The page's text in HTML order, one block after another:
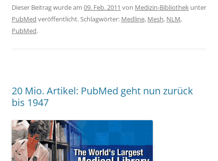
Dieser Beitrag wurde am 09. Feb. 2011 von Medizin-Bibliothek unter
PubMed veröffentlicht. Schlagwörter: Medline, Mesh, NLM,
PubMed.
20 Mio. Artikel: PubMed geht nun zurück
bis 1947